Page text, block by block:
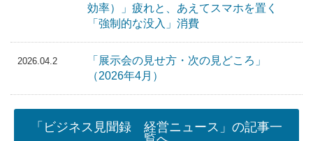
効率）」疲れと、あえてスマホを置く
「強制的な没入」消費
2026.04.2
「展示会の見せ方・次の見どころ」
（2026年4月）
「ビジネス見聞録 経営ニュース」の記事一